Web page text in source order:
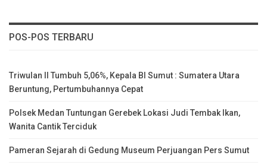
POS-POS TERBARU
Triwulan II Tumbuh 5,06%, Kepala BI Sumut : Sumatera Utara
Beruntung, Pertumbuhannya Cepat
Polsek Medan Tuntungan Gerebek Lokasi Judi Tembak Ikan,
Wanita Cantik Terciduk
Pameran Sejarah di Gedung Museum Perjuangan Pers Sumut